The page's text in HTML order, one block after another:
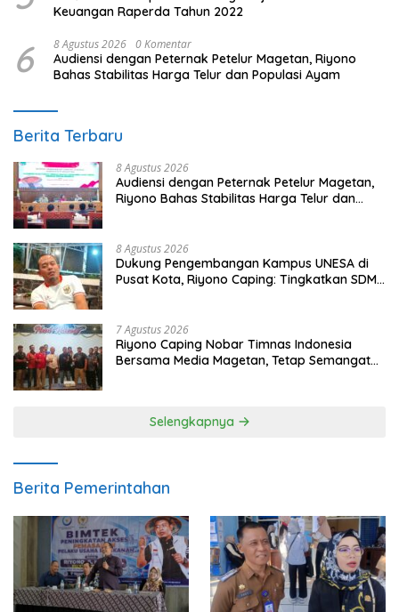
Keuangan Raperda Tahun 2022
6 8 Agustus 2026 0 Komentar
Audiensi dengan Peternak Petelur Magetan, Riyono
Bahas Stabilitas Harga Telur dan Populasi Ayam
Berita Terbaru
8 Agustus 2026
Audiensi dengan Peternak Petelur Magetan,
Riyono Bahas Stabilitas Harga Telur dan
8 Agustus 2026
Dukung Pengembangan Kampus UNESA di
Pusat Kota, Riyono Caping: Tingkatkan SDM
7 Agustus 2026
Riyono Caping Nobar Timnas Indonesia
Bersama Media Magetan, Tetap Semangat
Selengkapnya
Berita Pemerintahan